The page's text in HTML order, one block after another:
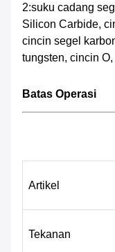
2:suku cadang
Silicon Carbide,
cincin segel
tungsten, cincin
Batas Operasi
Artikel
Tekanan